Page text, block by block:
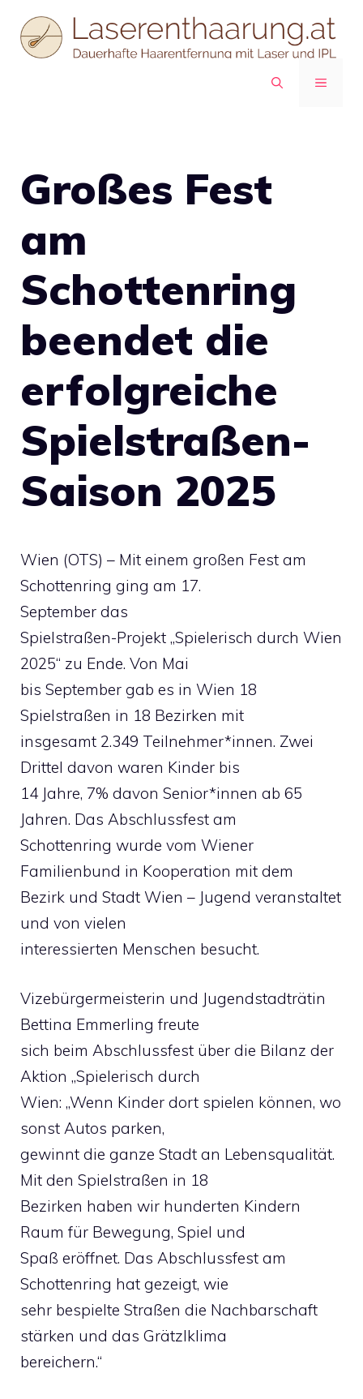
Inhalt
springen
MENÜ
Großes Fest
am
Schottenring
beendet die
erfolgreiche
Spielstraßen-
Saison 2025
Wien (OTS) – Mit einem großen Fest am
Schottenring ging am 17.
September das
Spielstraßen-Projekt „Spielerisch durch Wien
2025“ zu Ende. Von Mai
bis September gab es in Wien 18
Spielstraßen in 18 Bezirken mit
insgesamt 2.349 Teilnehmer*innen. Zwei
Drittel davon waren Kinder bis
14 Jahre, 7% davon Senior*innen ab 65
Jahren. Das Abschlussfest am
Schottenring wurde vom Wiener
Familienbund in Kooperation mit dem
Bezirk und Stadt Wien – Jugend veranstaltet
und von vielen
interessierten Menschen besucht.
Vizebürgermeisterin und Jugendstadträtin
Bettina Emmerling freute
sich beim Abschlussfest über die Bilanz der
Aktion „Spielerisch durch
Wien: „Wenn Kinder dort spielen können, wo
sonst Autos parken,
gewinnt die ganze Stadt an Lebensqualität.
Mit den Spielstraßen in 18
Bezirken haben wir hunderten Kindern
Raum für Bewegung, Spiel und
Spaß eröffnet. Das Abschlussfest am
Schottenring hat gezeigt, wie
sehr bespielte Straßen die Nachbarschaft
stärken und das Grätzlklima
bereichern.“